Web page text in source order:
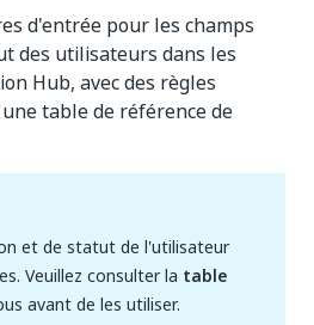
d'entrée pour les champs
des utilisateurs dans les
Hub, avec des règles
table de référence de
et de statut de l'utilisateur
Veuillez consulter la table
avant de les utiliser.